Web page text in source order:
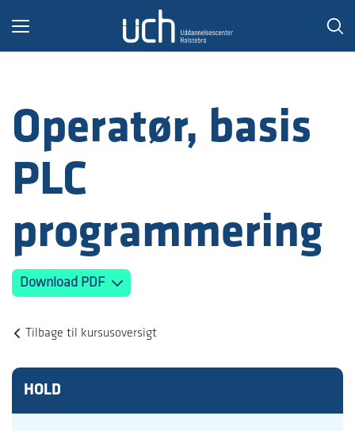
Toggle
Operatør, basis
PLC
programmering
Download PDF
Tilbage til kursusoversigt
HOLD